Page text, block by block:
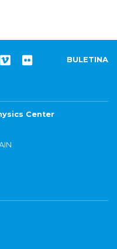
BULETINA
Center